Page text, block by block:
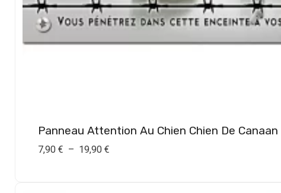
7,90 € – 19,90 €Plage